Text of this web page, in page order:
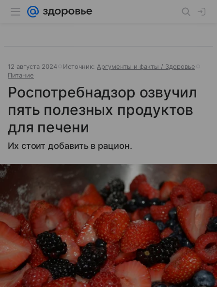
12 августа 2024 Источник: Аргументы и факты / Здоровье
Питание
Роспотребнадзор озвучил
пять полезных продуктов
для печени
Их стоит добавить в рацион.